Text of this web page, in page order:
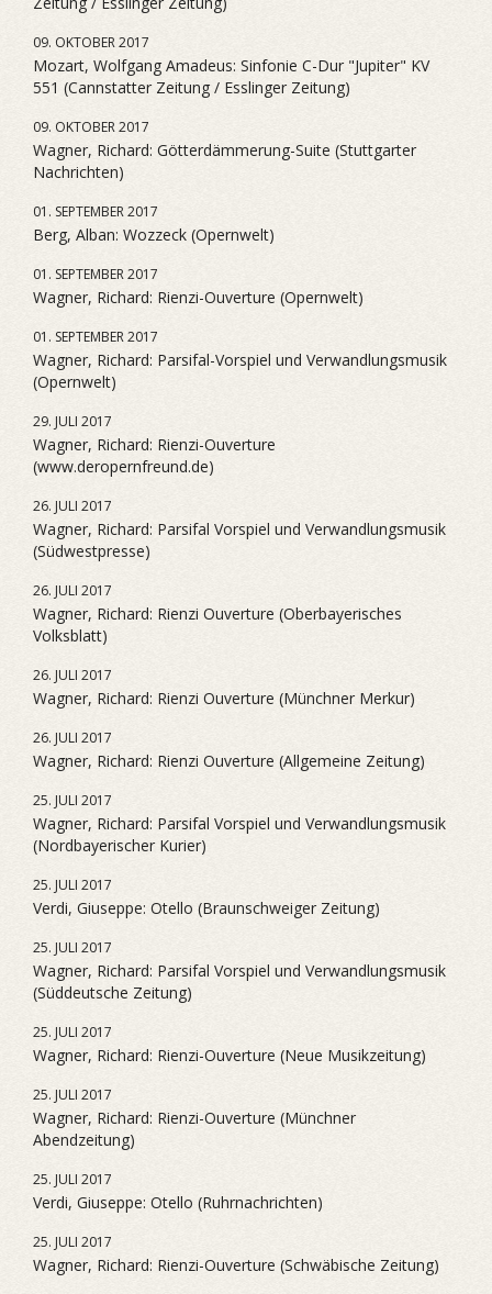
09. OKTOBER 2017
Mozart, Wolfgang Amadeus: Sinfonie C-Dur "Jupiter" KV
551 (Cannstatter Zeitung / Esslinger Zeitung)
09. OKTOBER 2017
Wagner, Richard: Götterdämmerung-Suite (Stuttgarter
Nachrichten)
01. SEPTEMBER 2017
Berg, Alban: Wozzeck (Opernwelt)
01. SEPTEMBER 2017
Wagner, Richard: Rienzi-Ouverture (Opernwelt)
01. SEPTEMBER 2017
Wagner, Richard: Parsifal-Vorspiel und Verwandlungsmusik
(Opernwelt)
29. JULI 2017
Wagner, Richard: Rienzi-Ouverture
(www.deropernfreund.de)
26. JULI 2017
Wagner, Richard: Parsifal Vorspiel und Verwandlungsmusik
(Südwestpresse)
26. JULI 2017
Wagner, Richard: Rienzi Ouverture (Oberbayerisches
Volksblatt)
26. JULI 2017
Wagner, Richard: Rienzi Ouverture (Münchner Merkur)
26. JULI 2017
Wagner, Richard: Rienzi Ouverture (Allgemeine Zeitung)
25. JULI 2017
Wagner, Richard: Parsifal Vorspiel und Verwandlungsmusik
(Nordbayerischer Kurier)
25. JULI 2017
Verdi, Giuseppe: Otello (Braunschweiger Zeitung)
25. JULI 2017
Wagner, Richard: Parsifal Vorspiel und Verwandlungsmusik
(Süddeutsche Zeitung)
25. JULI 2017
Wagner, Richard: Rienzi-Ouverture (Neue Musikzeitung)
25. JULI 2017
Wagner, Richard: Rienzi-Ouverture (Münchner
Abendzeitung)
25. JULI 2017
Verdi, Giuseppe: Otello (Ruhrnachrichten)
25. JULI 2017
Wagner, Richard: Rienzi-Ouverture (Schwäbische Zeitung)